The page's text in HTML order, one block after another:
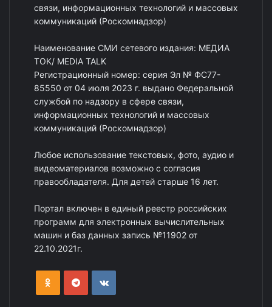
связи, информационных технологий и массовых
коммуникаций (Роскомнадзор)
Наименование СМИ сетевого издания: МЕДИА
ТОК/ MEDIA TALK
Регистрационный номер: серия Эл № ФС77-
85550 от 04 июля 2023 г. выдано Федеральной
службой по надзору в сфере связи,
информационных технологий и массовых
коммуникаций (Роскомнадзор)
Любое использование текстовых, фото, аудио и
видеоматериалов возможно с согласия
правообладателя. Для детей старше 16 лет.
Портал включен в единый реестр российских
программ для электронных вычислительных
машин и баз данных запись №11902 от
22.10.2021г.